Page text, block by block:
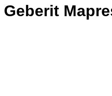
Geberit